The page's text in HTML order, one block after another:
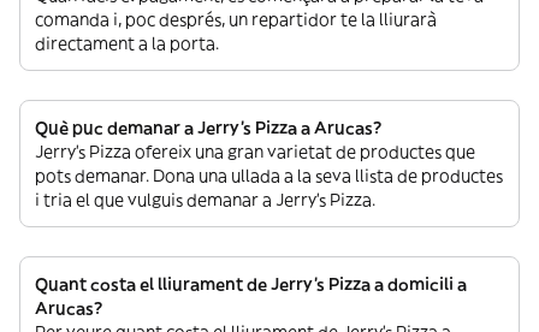
comanda i, poc després, un repartidor te la lliurarà
directament a la porta.
Què puc demanar a Jerry's Pizza a Arucas?
Jerry's Pizza ofereix una gran varietat de productes que
pots demanar. Dona una ullada a la seva llista de productes
i tria el que vulguis demanar a Jerry's Pizza.
Quant costa el lliurament de Jerry's Pizza a domicili a
Arucas?